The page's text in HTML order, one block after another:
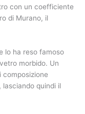
con un coefficiente
di Murano, il
lo ha reso famoso
morbido. Un
quindi il